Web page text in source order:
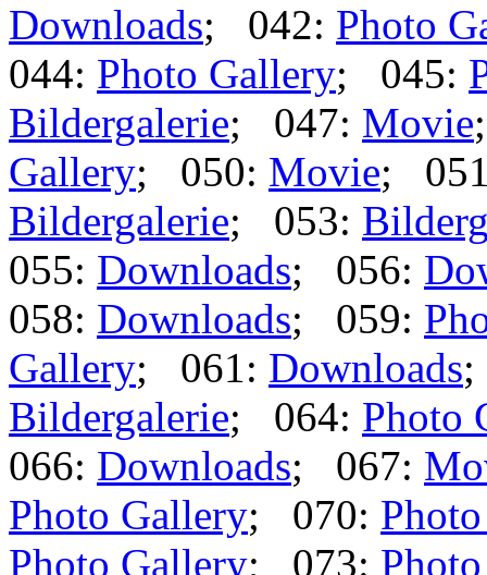
Downloads; 042: Photo
044: Photo Gallery; 045:
Bildergalerie; 047: Movie
Gallery; 050: Movie;
Bildergalerie; 053:
055: Downloads; 056:
058: Downloads; 059:
Gallery; 061: Downloads
Bildergalerie; 064: Photo
066: Downloads; 067:
Photo Gallery; 070:
Photo Gallery; 073: